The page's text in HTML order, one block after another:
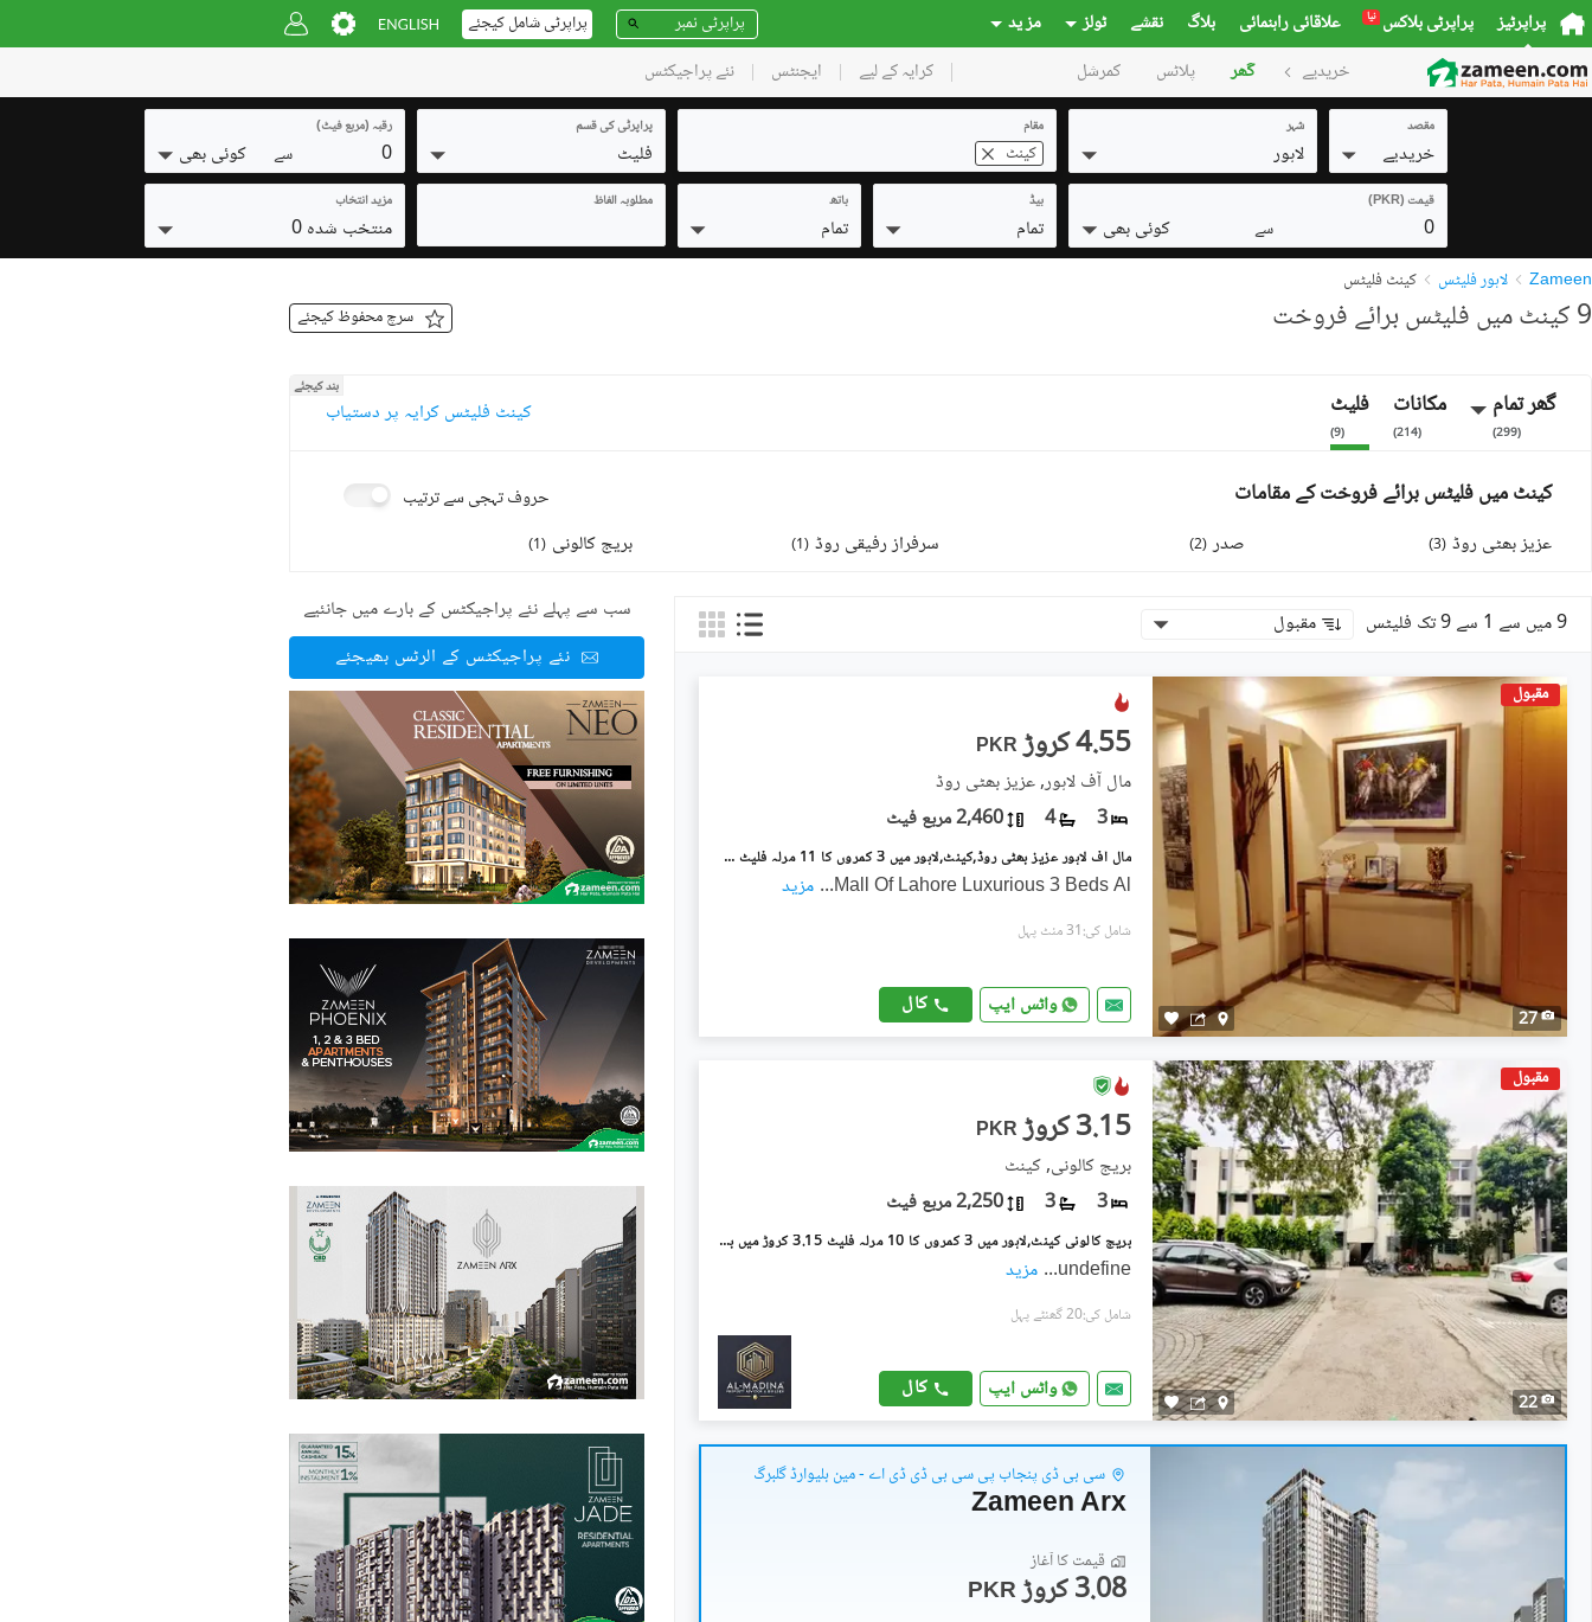
پراپرٹیز پراپرٹی بلاکس نیا علاقائی راہنمائی بلاگ نقشے ٹولز مز ید پراپرٹی شامل کیجئے
خریدیے گھر پلاٹس کمرشل کرایہ کے لیے ایجنٹس نئے پراجیکٹس
مقصد
خریدیے
شہر
لاہور
مقام
کینٹ
پراپرٹی کی قسم
فلیٹ
رقبہ (مربع فیٹ)
0 سے کوئی بھی
قیمت (PKR)
0 سے کوئی بھی
بیڈ
تمام
باتھ
تمام
مطلوبہ الفاظ مزید انتخاب
منتخب شدہ 0
Zameen لاہور فلیٹس کینٹ فلیٹس
9 کینٹ میں فلیٹس برائے فروخت سرچ محفوظ کیجئے
گھر تمام
(
299
)
مکانات
(
214
)
فلیٹ
(
9
)
کینٹ فلیٹس کرایہ پر دستیاب
بند کیجئے
کینٹ میں فلیٹس برائے فروخت کے مقامات حروف تہجی سے ترتیب
عزیز بھٹی روڈ (
3
) صدر (
2
) سرفراز رفیقی روڈ (
1
) بریج کالونی (
1
)
9 میں سے 1 سے 9 تک فلیٹس مقبول
مقبول
27
PKR 4.55 کروڑ
مال آف لاہور, عزیز بھٹی روڈ
3
4 2,460 مربع فیٹ
مال آف لاہور عزیز بھٹی روڈ,کینٹ,لاہور میں 3 کمروں کا 11 مرلہ فلیٹ 4.55 کروڑ میں برائے فروخت۔
Mall Of Lahore Luxurious 3 Beds Al
... مزید
شامل کی:31 منٹ پہل
واٹس ایپ کال
مقبول
22
PKR 3.15 کروڑ
بریج کالونی, کینٹ
3
3 2,250 مربع فیٹ
بریج کالونی کینٹ,لاہور میں 3 کمروں کا 10 مرلہ فلیٹ 3.15 کروڑ میں برائے فروخت۔
undefine
... مزید
شامل کی:20 گھنٹے پہل
واٹس ایپ کال
سی بی ڈی پنجاب پی سی بی ڈی ڈی اے - مین بلیوارڈ گلبرگ
Zameen Arx
قیمت کا آغاز
PKR 3.08 کروڑ
سب سے پہلے نئے پراجیکٹس کے بارے میں جانئیے
نئے پراجیکٹس کے الرٹس بھیجئے